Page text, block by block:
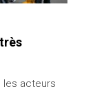
les acteurs